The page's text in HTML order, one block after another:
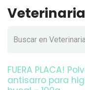
Veterinaria
FUERA PLACA!
antisarro para